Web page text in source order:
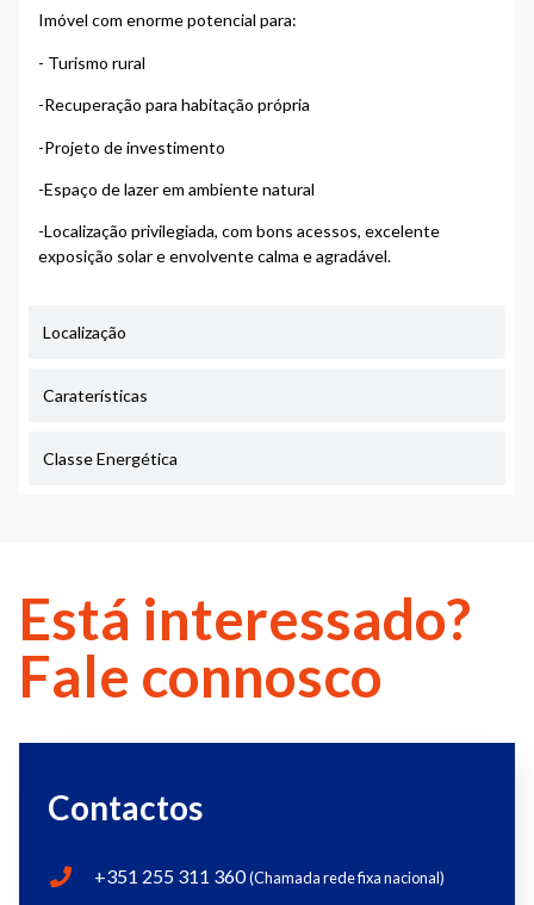
Imóvel com enorme potencial para:
- Turismo rural
-Recuperação para habitação própria
-Projeto de investimento
-Espaço de lazer em ambiente natural
-Localização privilegiada, com bons acessos, excelente
exposição solar e envolvente calma e agradável.
Localização
Caraterísticas
Classe Energética
Está interessado?
Fale connosco
Contactos
+351 255 311 360(Chamada rede fixa nacional)